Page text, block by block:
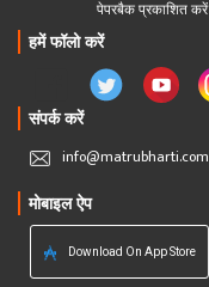
पेपरबैक प्रकाशित करें
हमें फॉलो करें
संपर्क करें
info@matrubharti.com
मोबाइल ऐप
Download On App Store